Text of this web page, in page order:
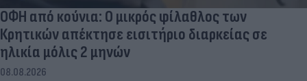
ΟΦΗ από κούνια: Ο μικρός φίλαθλος των
Κρητικών απέκτησε εισιτήριο διαρκείας σε
ηλικία μόλις 2 μηνών
08.08.2026